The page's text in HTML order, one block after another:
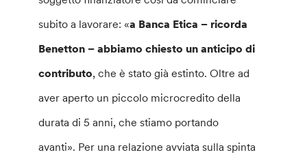
subito a lavorare: «a Banca Etica – ricorda
Benetton – abbiamo chiesto un anticipo di
contributo, che è stato già estinto. Oltre ad
aver aperto un piccolo microcredito della
durata di 5 anni, che stiamo portando
avanti». Per una relazione avviata sulla spinta